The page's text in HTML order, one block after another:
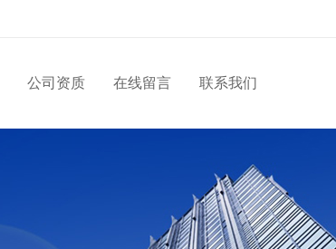
公司资质 在线留言 联系我们